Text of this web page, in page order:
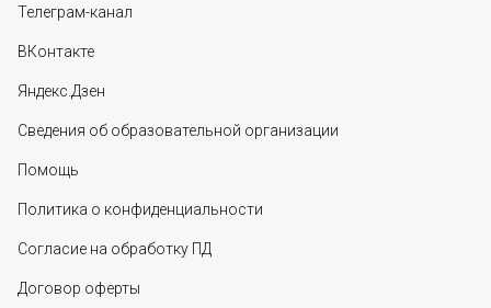
Телеграм-канал
ВКонтакте
Яндекс.Дзен
Сведения об образовательной организации
Помощь
Политика о конфиденциальности
Согласие на обработку ПД
Договор оферты